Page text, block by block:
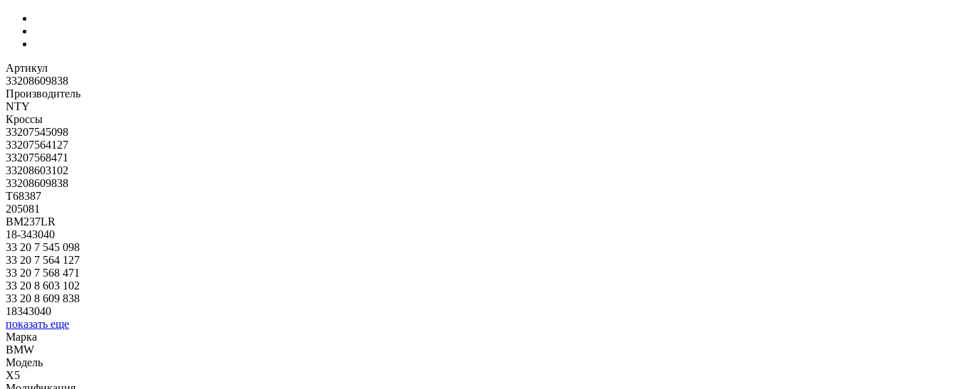
Артикул
33208609838
Производитель
NTY
Кроссы
33207545098
33207564127
33207568471
33208603102
33208609838
T68387
205081
BM237LR
18-343040
33 20 7 545 098
33 20 7 564 127
33 20 7 568 471
33 20 8 603 102
33 20 8 609 838
18343040
показать еще
Марка
BMW
Модель
X5